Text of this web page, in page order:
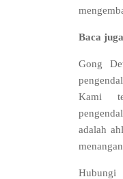
Baca
Gong
Kami
adalah